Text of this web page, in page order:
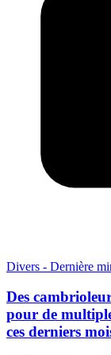
Divers - Dernière
Des
pour de
ces derniers